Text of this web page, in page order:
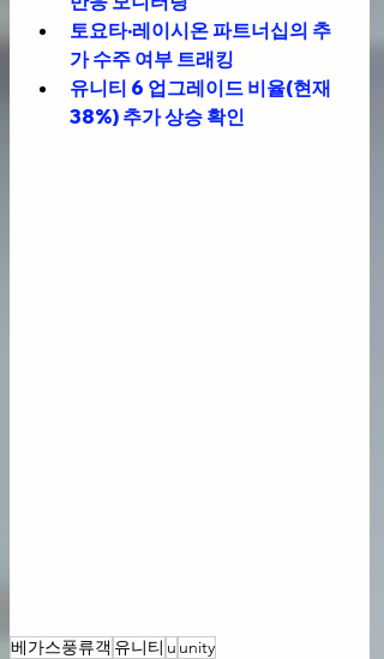
토요타·레이시온 파트너십의 추
가 수주 여부 트래킹
유니티 6 업그레이드 비율(현재
38%) 추가 상승 확인
베가스풍류객 유니티 u unity